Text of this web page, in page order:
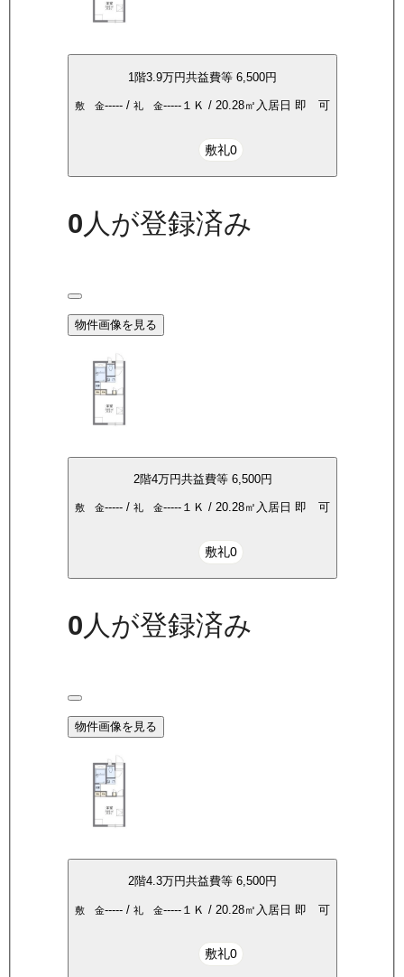
1 階3.9万円共益費等6,500円
敷 金----- /礼 金----- １Ｋ /20.28㎡ 入居日 即 可
敷礼0
0 人が登録済み
物件画像を見る
2階4万円共益費等 6,500円
敷 金----- /礼 金----- １Ｋ /20.28㎡ 入居日 即 可
敷礼0
0 人が登録済み
物件画像を見る
2階4.3万円共益費等6,500円
敷 金----- /礼 金----- １Ｋ / 20.28㎡ 入居日即 可
敷礼0